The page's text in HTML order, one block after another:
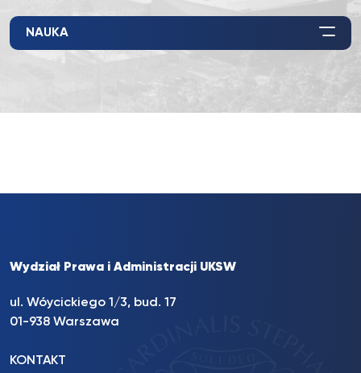
NAUKA
Wydział Prawa i Administracji UKSW
ul. Wóycickiego 1/3, bud. 17
01-938 Warszawa
KONTAKT